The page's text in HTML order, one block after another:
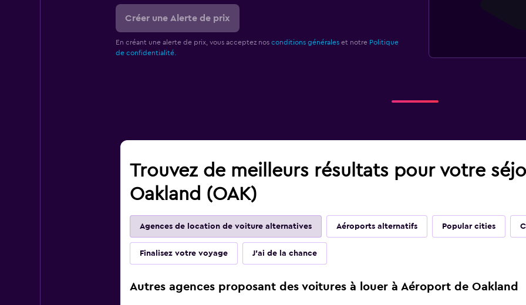
Créer une Alerte de prix
En créant une alerte de prix, vous acceptez nos conditions généraleset notre Politique
de confidentialité.
Trouvez de meilleurs résultats pour votre
Oakland (OAK)
Agences de location de voiture alternatives Aéroports alternatifs Popular cities
Finalisez votre voyage J'ai de la chance
Autres agences proposant des voitures à louer à Aéroport de Oakland